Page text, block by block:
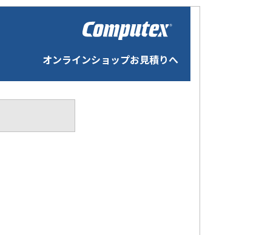
オンラインショップお見積りへ